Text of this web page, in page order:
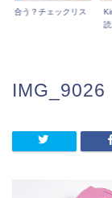
で読める育児本！無料で
IMG_9026